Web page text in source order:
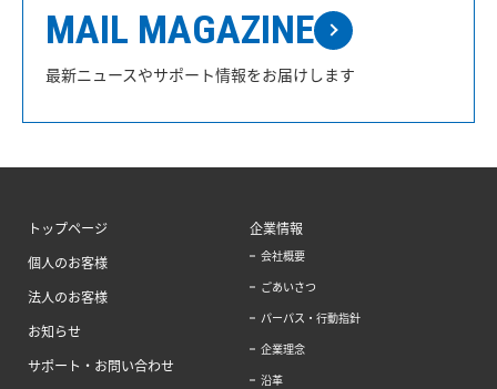
MAIL MAGAZINE
最新ニュースやサポート情報をお届けします
トップページ
個人のお客様
法人のお客様
お知らせ
サポート・お問い合わせ
企業情報
会社概要
ごあいさつ
パーパス・行動指針
企業理念
沿革